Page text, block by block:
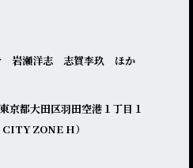
岩瀬洋志 志賀李玖 ほか
都大田区羽田空港１丁目１
ZONE H）